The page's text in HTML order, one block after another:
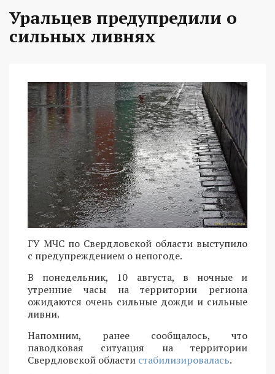
Уральцев предупредили о
сильных ливнях
ГУ МЧС по Свердловской области выступило
с предупреждением о непогоде.
В понедельник, 10 августа, в ночные и
утренние часы на территории региона
ожидаются очень сильные дожди и сильные
ливни.
Напомним, ранее сообщалось, что
паводковая ситуация на территории
Свердловской области стабилизировалась.